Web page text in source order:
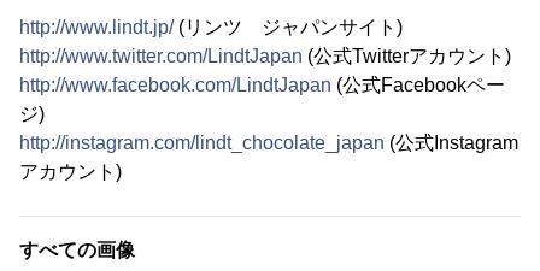
http://www.lindt.jp/(リンツ ジャパンサイト)
http://www.twitter.com/LindtJapan (公式Twitterアカウント)
http://www.facebook.com/LindtJapan (公式Facebookペー
ジ)
http://instagram.com/lindt_chocolate_japan (公式Instagram
アカウント)
すべての画像